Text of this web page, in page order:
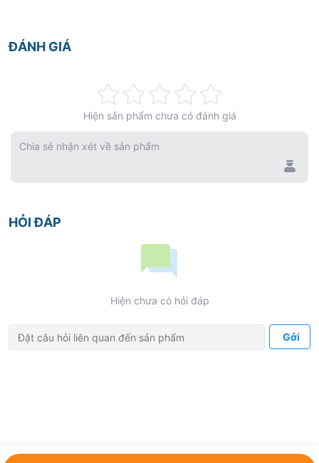
ĐÁNH GIÁ
0%
Hiện sản phẩm chưa có đánh giá
Chia sẻ nhận xét về sản phẩm
HỎI ĐÁP
Hiện chưa có hỏi đáp
Gởi